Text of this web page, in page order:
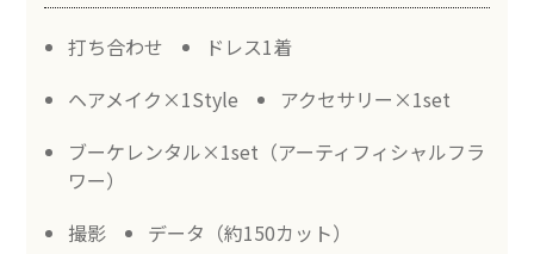
打ち合わせ
ドレス1着
ヘアメイク×1Style
アクセサリー×1set
ブーケレンタル×1set（アーティフィシャルフラ
ワー）
撮影
データ（約150カット）